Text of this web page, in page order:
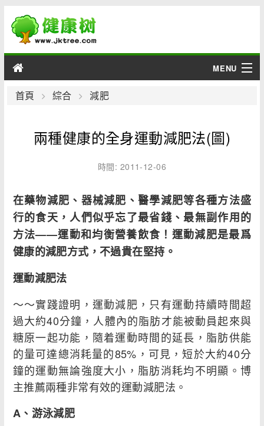
MENU
男性
綜合
疾病
首頁 綜合 減肥
兩種健康的全身運動減肥法(圖)
時間: 2011-12-06
在藥物減肥、器械減肥、醫學減肥等各種方法盛
行的食天，人們似乎忘了最省錢、最無副作用的
方法——運動和均衡營養飲食！運動減肥是最爲
健康的減肥方式，不過貴在堅持。
運動減肥法
～～實踐證明，運動減肥，只有運動持續時間超
過大約40分鐘，人體內的脂肪才能被動員起來與
糖原一起功能，隨着運動時間的延長，脂肪供能
的量可達總消耗量的85%，可見，短於大約40分
鐘的運動無論強度大小，脂肪消耗均不明顯。博
主推薦兩種非常有效的運動減肥法。
A、游泳減肥